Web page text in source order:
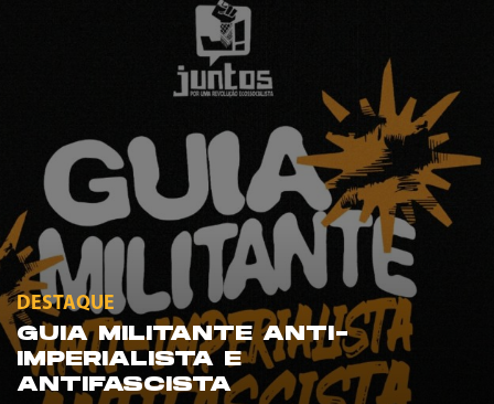
DESTAQUE
GUIA MILITANTE ANTI-
IMPERIALISTA E
ANTIFASCISTA